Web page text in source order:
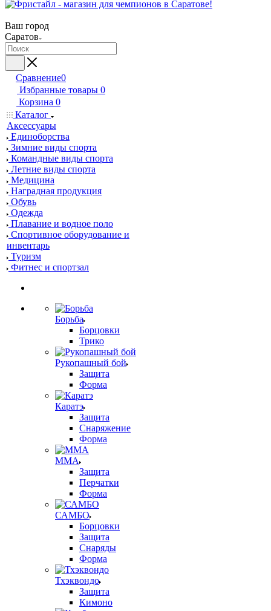
Ваш город
Саратов
Сравнение0
Избранные товары 0
Корзина 0
Каталог
Аксессуары
Единоборства
Зимние виды спорта
Командные виды спорта
Летние виды спорта
Медицина
Наградная продукция
Обувь
Одежда
Плавание и водное поло
Спортивное оборудование и
инвентарь
Туризм
Фитнес и спортзал
Борьба
Борцовки
Трико
Рукопашный бой
Защита
Форма
Каратэ
Защита
Снаряжение
Форма
ММА
Защита
Перчатки
Форма
САМБО
Борцовки
Защита
Снаряды
Форма
Тхэквондо
Защита
Кимоно